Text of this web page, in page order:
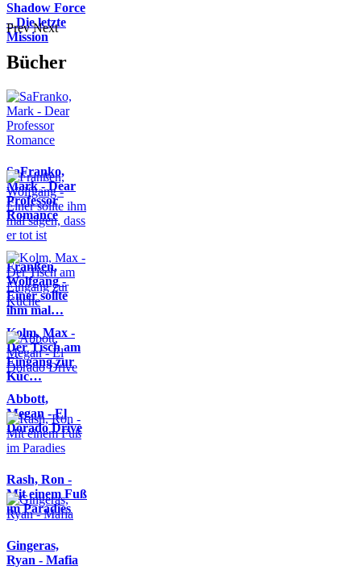
Shadow Force
– Die letzte
Mission
Prev Next
Bücher
SaFranko,
Mark - Dear
Professor
Romance
Franßen,
Wolfgang -
Einer sollte
ihm mal…
Kolm, Max -
Der Tisch am
Eingang zur
Küc…
Abbott,
Megan - El
Dorado Drive
Rash, Ron -
Mit einem Fuß
im Paradies
Gingeras,
Ryan - Mafia